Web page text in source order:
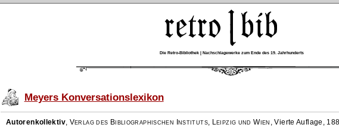
Die Retro-Bibliothek | Nachschlagewerke zum Ende des 19. Jahrhunderts
Meyers Konversationslexikon
Autorenkollektiv, Verlag des Bibliographischen Instituts, Leipzig und Wien ,Vierte Auflage,